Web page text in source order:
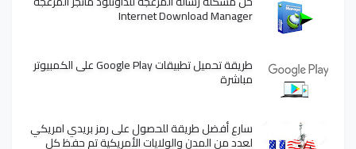
Internet Download Manager
طريقة تحميل تطبيقات Google Play على الكمبيوتر
مباشرة
سارع أفضل طريقة للحصول على رمز بريدي امريكي
لعدد من المدن والولايات الأمريكية تم حفظ كل